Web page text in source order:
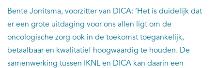
Bente Jorritsma, voorzitter van DICA: ‘Het is duidelijk dat
er een grote uitdaging voor ons allen ligt om de
oncologische zorg ook in de toekomst toegankelijk,
betaalbaar en kwalitatief hoogwaardig te houden. De
samenwerking tussen IKNL en DICA kan daarin een